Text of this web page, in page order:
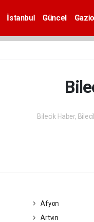
İstanbul Güncel
Bilecik Haber,
Afyon
Artvin